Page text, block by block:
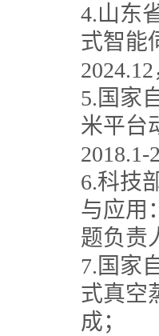
4.山东
式智能
5.国家
米平台
2018.1-
6.科技
与应用
题负责
7.国家
式真空
成；